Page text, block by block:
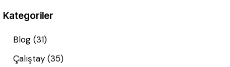
Kategoriler
Blog (31)
Çalıştay (35)